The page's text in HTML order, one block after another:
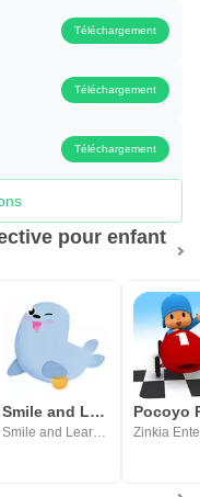
le développement
et amusants pour
ou laisser
Téléchargement
Téléchargement
Téléchargement
pour enfant
Smile and Learn Éducation